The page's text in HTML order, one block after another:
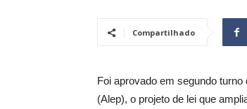
Compartilhado
Foi aprovado em segundo
(Alep), o projeto de lei que